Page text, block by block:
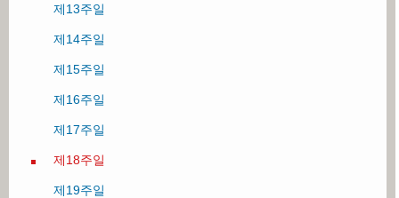
제13주일
제14주일
제15주일
제16주일
제17주일
제18주일
제19주일